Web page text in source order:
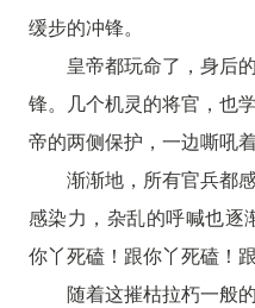
缓步的冲锋。
皇帝都玩命了，身后
锋。几个机灵的将官，也
帝的两侧保护，一边嘶吼
渐渐地，所有官兵都
感染力，杂乱的呼喊也逐
你丫死磕！跟你丫死磕！
随着这摧枯拉朽一般